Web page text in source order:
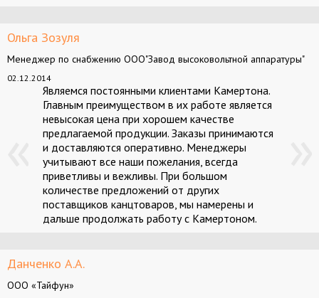
Ольга Зозуля
Менеджер по снабжению ООО"Завод высоковольтной аппаратуры"
02.12.2014
Являемся постоянными клиентами Камертона.
Главным преимуществом в их работе является
невысокая цена при хорошем качестве
предлагаемой продукции. Заказы принимаются
и доставляются оперативно. Менеджеры
учитывают все наши пожелания, всегда
приветливы и вежливы. При большом
количестве предложений от других
поставщиков канцтоваров, мы намерены и
дальше продолжать работу с Камертоном.
Данченко А.А.
ООО «Тайфун»